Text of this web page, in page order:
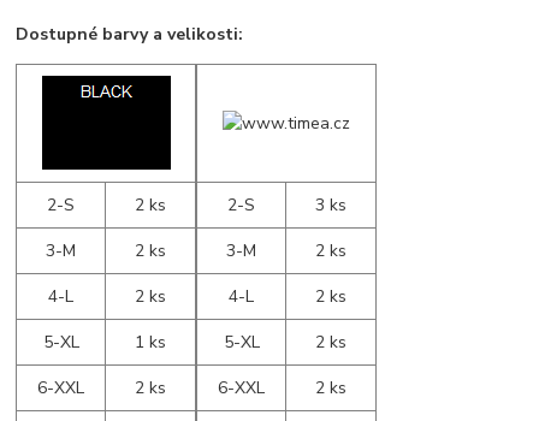
Dostupné barvy a velikosti:
2-S
2 ks
3-M
2 ks
4-L
2 ks
5-XL
1 ks
6-XXL
2 ks
2-S
3 ks
3-M
2 ks
4-L
2 ks
5-XL
2 ks
6-XXL
2 ks